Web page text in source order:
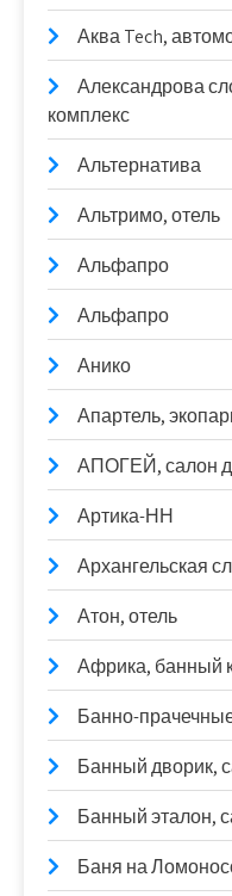
Аква Tech,
Александрова
комплекс
Альтернатива
Альтримо, отель
Альфапро
Альфапро
Анико
Апартель,
АПОГЕЙ, салон
Артика-НН
Архангельская
Атон, отель
Африка, банный
Банно-
Банный дворик,
Банный эталон,
Баня на